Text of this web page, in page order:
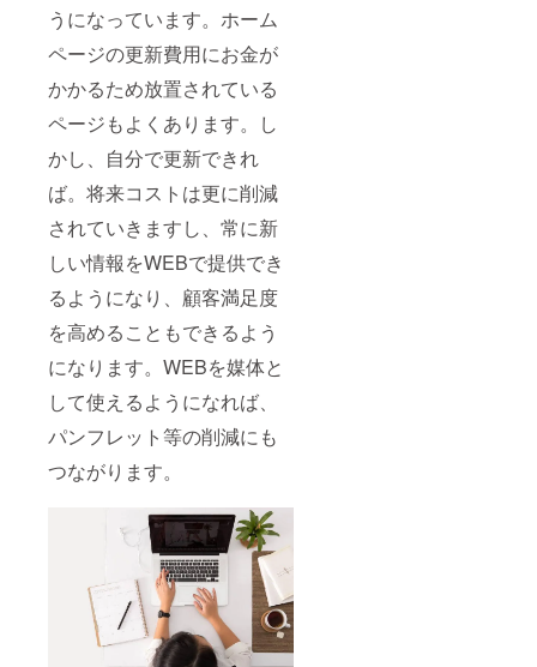
うになっています。ホーム
ページの更新費用にお金が
かかるため放置されている
ページもよくあります。し
かし、自分で更新できれ
ば。将来コストは更に削減
されていきますし、常に新
しい情報をWEBで提供でき
るようになり、顧客満足度
を高めることもできるよう
になります。WEBを媒体と
して使えるようになれば、
パンフレット等の削減にも
つながります。